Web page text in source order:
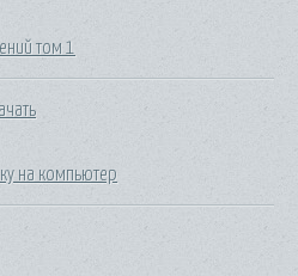
том 1
на компьютер